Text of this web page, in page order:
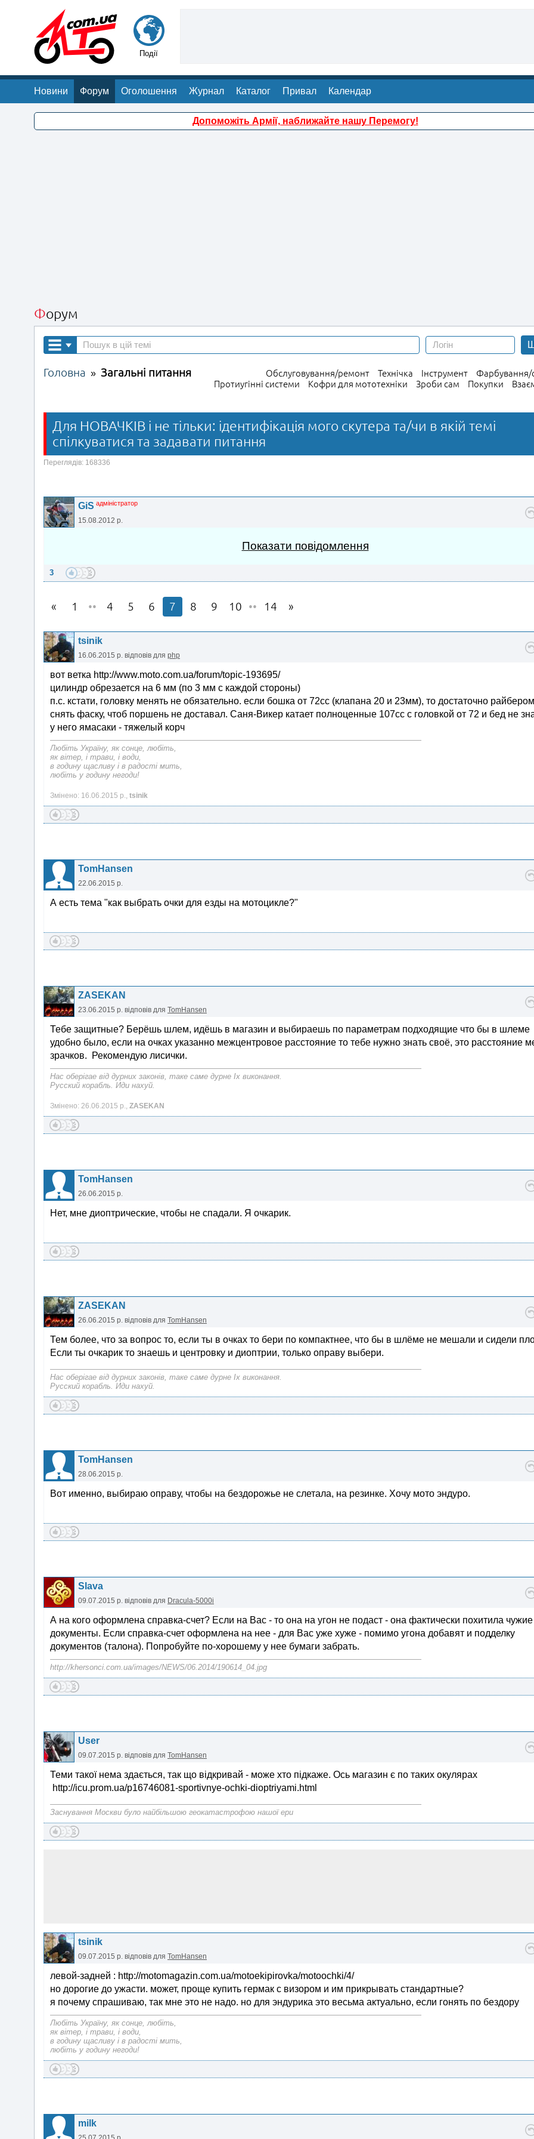
Події
Новини Форум Оголошення Журнал Каталог Привал Календар
Допоможіть Армії, наближайте нашу Перемогу!
Форум
Головна » Загальні питання Обслуговування/ремонт Технічка Інструмент
Фарбування/
Протиугінні системи
Кофри для мототехніки Зроби сам Покупки
Для НОВАЧКІВ і не тільки: ідентифікація мого скутера та/чи в якій темі
спілкуватися та задавати питання
Переглядів: 168336
GiS адміністратор
15.08.2012 р.
Показати повідомлення
3
1 •• 4 5 6 7 8 9 10 •• 14
tsinik
16.06.2015 р. відповів для php
вот ветка http://www.moto.com.ua/forum/topic-193695/
цилиндр обрезается на 6 мм (по 3 мм с каждой стороны)
п.с. кстати, головку менять не обязательно. если бошка от 72сс (клапана 20 и 23мм), то достаточно райбером
снять фаску, чтоб поршень не доставал. Саня-Викер катает полноценные 107сс с головкой от 72 и бед не
у него ямасаки - тяжелый корч
Любіть Україну, як сонце, любіть,
як вітер, і трави, і води,
в годину щасливу і в радості мить,
любіть у годину негоди!
Змінено: 16.06.2015 р., tsinik
TomHansen
22.06.2015 р.
А есть тема "как выбрать очки для езды на мотоцикле?"
ZASEKAN
23.06.2015 р. відповів для TomHansen
Тебе защитные? Берёшь шлем, идёшь в магазин и выбираешь по параметрам подходящие что бы в шлеме
удобно было, если на очках указанно межцентровое расстояние то тебе нужно знать своё, это расстояние
зрачков. Рекомендую лисички.
Нас оберiгае вiд дурних законiв, таке саме дурне Iх виконання.
Русский корабль. Иди нахуй.
Змінено: 26.06.2015 р., ZASEKAN
TomHansen
26.06.2015 р.
Нет, мне диоптрические, чтобы не спадали. Я очкарик.
ZASEKAN
26.06.2015 р. відповів для TomHansen
Тем более, что за вопрос то, если ты в очках то бери по компактнее, что бы в шлёме не мешали и сидели
Если ты очкарик то знаешь и центровку и диоптрии, только оправу выбери.
Нас оберiгае вiд дурних законiв, таке саме дурне Iх виконання.
Русский корабль. Иди нахуй.
TomHansen
28.06.2015 р.
Вот именно, выбираю оправу, чтобы на бездорожье не слетала, на резинке. Хочу мото эндуро.
Slava
09.07.2015 р. відповів для Dracula-5000i
А на кого оформлена справка-счет? Если на Вас - то она на угон не подаст - она фактически похитила чужие
документы. Если справка-счет оформлена на нее - для Вас уже хуже - помимо угона добавят и подделку
документов (талона). Попробуйте по-хорошему у нее бумаги забрать.
http://khersonci.com.ua/images/NEWS/06.2014/190614_04.jpg
User
09.07.2015 р. відповів для TomHansen
Теми такої нема здається, так що відкривай - може хто підкаже. Ось магазин є по таких окулярах
http://icu.prom.ua/p16746081-sportivnye-ochki-dioptriyami.html
Заснування Москви було найбільшою геокатастрофою нашої ери
tsinik
09.07.2015 р. відповів для TomHansen
левой-задней : http://motomagazin.com.ua/motoekipirovka/motoochki/4/
но дорогие до ужасти. может, проще купить гермак с визором и им прикрывать стандартные?
я почему спрашиваю, так мне это не надо. но для эндурика это весьма актуально, если гонять по бездору
Любіть Україну, як сонце, любіть,
як вітер, і трави, і води,
в годину щасливу і в радості мить,
любіть у годину негоди!
milk